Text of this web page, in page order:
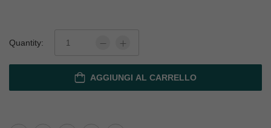
Quantity:
AGGIUNGI AL CARRELLO